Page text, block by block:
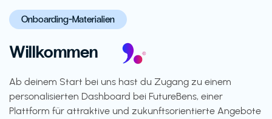
Onboarding-Materialien
Willkommen
Ab deinem Start bei uns hast du Zugang zu einem
personalisierten Dashboard bei FutureBens, einer
Plattform für attraktive und zukunftsorientierte Angebote